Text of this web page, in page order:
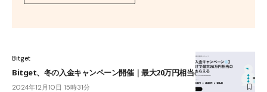
Bitget
Bitget、冬の入金キャンペーン開催｜最大20万円相当のボーナス特典
2024年12月10日 15時31分